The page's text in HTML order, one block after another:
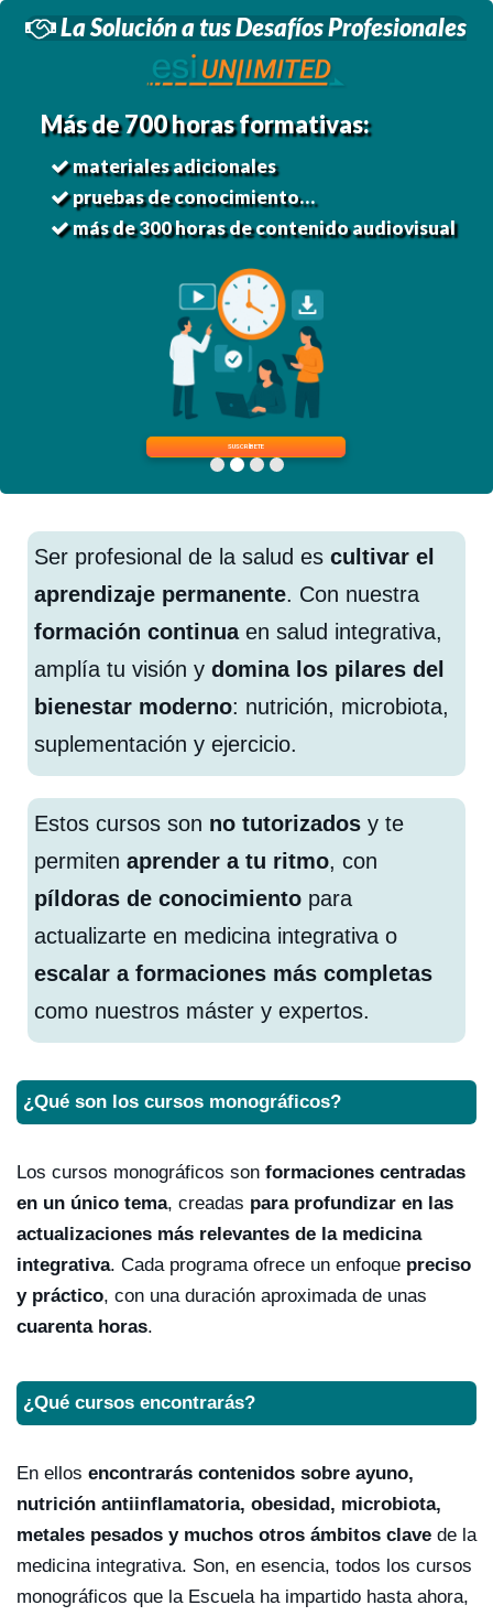
Saltar
Más de 700 horas formativas:
La Solución a tus Desafíos Profesionales
SUSCRÍBETE
pruebas de conocimiento…
más de 300 horas de contenido audiovisual
materiales adicionales
Ser profesional de la salud es cultivar el
aprendizaje permanente. Con nuestra
formación continuaen salud integrativa,
amplía tu visión y domina los pilares del
bienestar moderno: nutrición, microbiota,
suplementación y ejercicio.
Estos cursos son no tutorizados y te
permiten aprender a tu ritmo, con
píldoras de conocimiento para
actualizarte en medicina integrativa o
escalar a formaciones más completas
como nuestros máster y expertos.
¿Qué son los cursos monográficos?
Los cursos monográficos son formaciones centradas
en un único tema, creadas para profundizar en las
actualizaciones más relevantes de la medicina
integrativa. Cada programa ofrece un enfoque preciso
y práctico, con una duración aproximada de unas
cuarenta horas.
¿Qué cursos encontrarás?
En ellos encontrarás contenidos sobre ayuno,
nutrición antiinflamatoria, obesidad, microbiota,
metales pesados y muchos otros ámbitos clave de la
medicina integrativa. Son, en esencia, todos los cursos
monográficos que la Escuela ha impartido hasta ahora,